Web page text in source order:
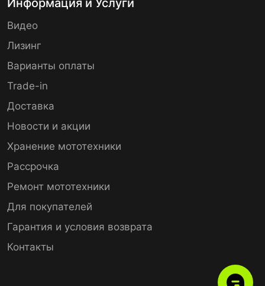
Видео
Лизинг
Варианты оплаты
Trade-in
Доставка
Новости и акции
Хранение мототехники
Рассрочка
Ремонт мототехники
Для покупателей
Гарантия и условия возврата
Контакты